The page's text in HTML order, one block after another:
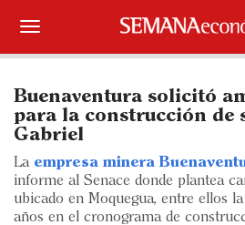
Iniciar sesión
Portada
¿Qué está pasando?
Buenaventura solicitó
para la construcción de
Gabriel
La empresa minera
informe al Senace donde plantea
ubicado en Moquegua, entre ellos
años en el cronograma de